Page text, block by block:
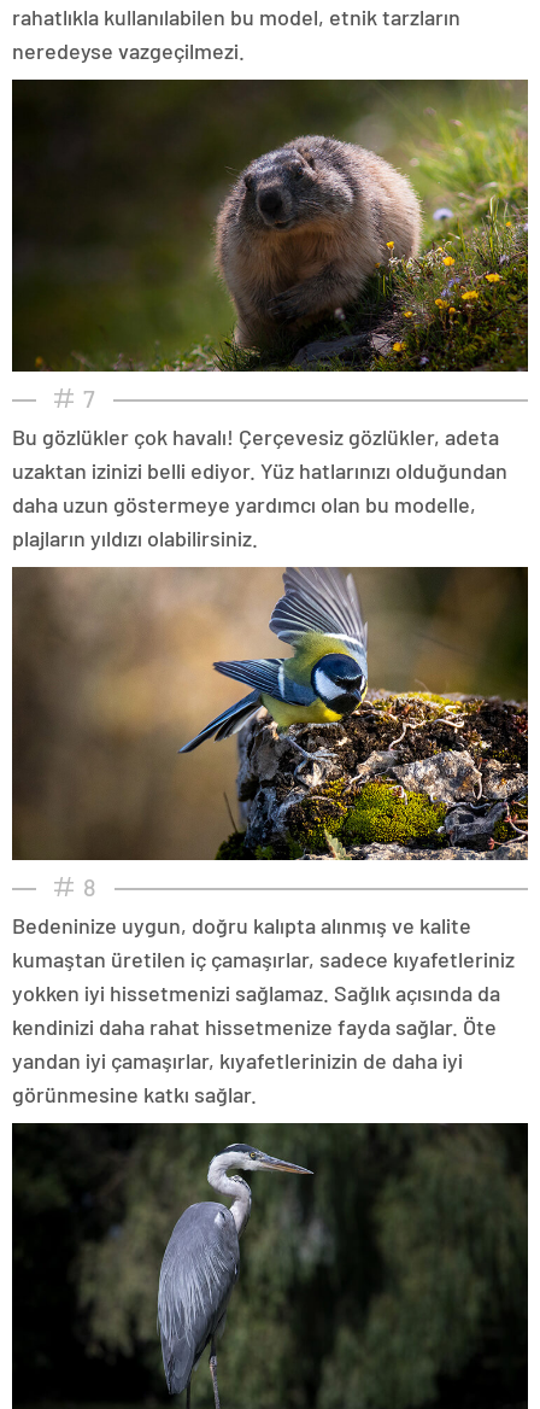
rahatlıkla kullanılabilen bu model, etnik tarzların
neredeyse vazgeçilmezi.
7
Bu gözlükler çok havalı! Çerçevesiz gözlükler, adeta
uzaktan izinizi belli ediyor. Yüz hatlarınızı olduğundan
daha uzun göstermeye yardımcı olan bu modelle,
plajların yıldızı olabilirsiniz.
8
Bedeninize uygun, doğru kalıpta alınmış ve kalite
kumaştan üretilen iç çamaşırlar, sadece kıyafetleriniz
yokken iyi hissetmenizi sağlamaz. Sağlık açısında da
kendinizi daha rahat hissetmenize fayda sağlar. Öte
yandan iyi çamaşırlar, kıyafetlerinizin de daha iyi
görünmesine katkı sağlar.